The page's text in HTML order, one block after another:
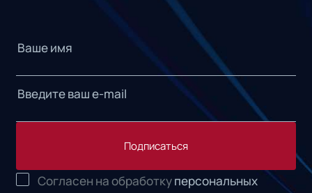
Подписаться
Согласен на обработкуперсональных